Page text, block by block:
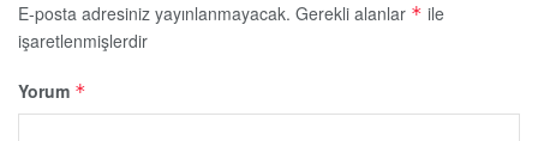
E-posta adresiniz yayınlanmayacak. Gerekli alanlar * ile
işaretlenmişlerdir
Yorum *